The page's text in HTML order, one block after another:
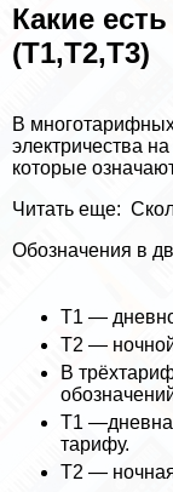
Какие
(T1,T2,T3)
В
электричества
которые
Читать еще:
Обозначения в
Т1 —
Т2 —
В
Т1
тарифу.
Т2 —